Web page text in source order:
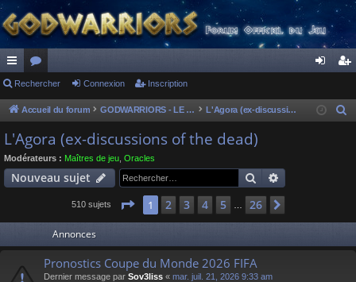
ac
co
ur
ci
or
u
s
ne cri
Rechercher Connexion Inscription
Accueil du forum GODWARRIORS - LE JEU L'Agora (ex-discussions of the dead)
e
L'Agora (ex-discussions of the dead)
Modérateurs : Maîtres de jeu Oracles
Nouveau sujet Rechercher
510 sujets Page 1sur 26
1 2 3 4 5 26
Annonces
Pronostics Coupe du Monde 2026 FIFA
Dernier message par Sov3liss « mar. juil. 21, 2026 9:33 am